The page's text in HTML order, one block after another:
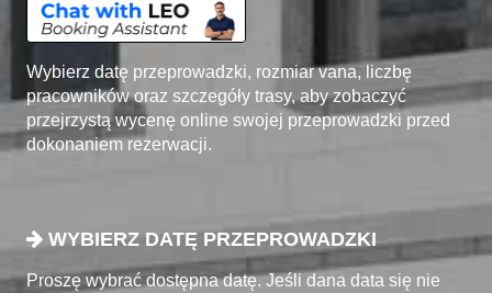
Wybierz datę przeprowadzki, rozmiar vana, liczbę
pracowników oraz szczegóły trasy, aby zobaczyć
przejrzystą wycenę online swojej przeprowadzki przed
dokonaniem rezerwacji.
WYBIERZ DATĘ PRZEPROWADZKI
Proszę wybrać dostępna datę. Jeśli dana data się nie